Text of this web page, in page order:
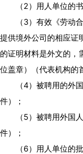
（2）用人单位的
（3）有效《劳动
提供境外公司的相应证
的证明材料是外文的，
位盖章）（代表机构的
（4）被聘用的外
件）；
（5）被聘用外国
件）；
（6）用人单位的